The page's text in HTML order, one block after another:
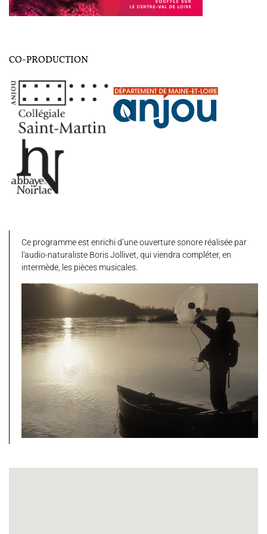
CO-PRODUCTION
Ce programme est enrichi d’une ouverture sonore réalisée par
l'audio-naturaliste Boris Jollivet, qui viendra compléter, en
intermède, les pièces musicales.